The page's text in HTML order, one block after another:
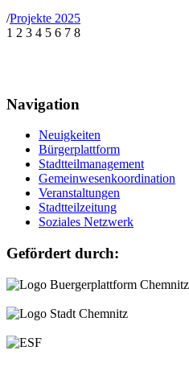
/Projekte 2025
1 2 3 4 5 6 7 8
Navigation
Neuigkeiten
Bürgerplattform
Stadtteilmanagement
Gemeinwesenkoordination
Veranstaltungen
Stadtteilzeitung
Soziales Netzwerk
Gefördert durch: